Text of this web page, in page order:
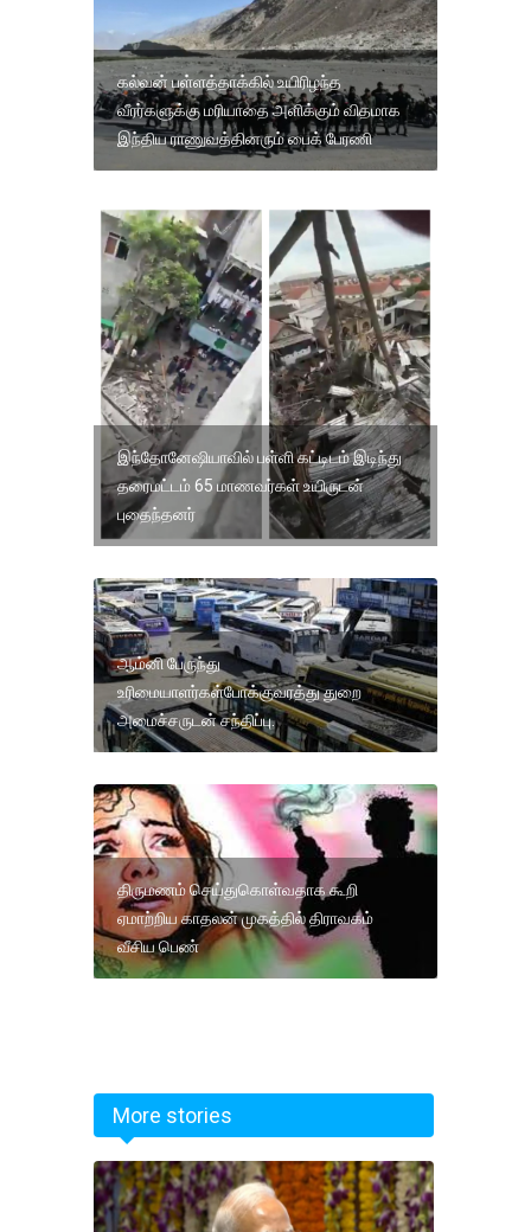
கல்வன் பள்ளத்தாக்கில் உயிரிழந்த
வீரர்களுக்கு மரியாதை அளிக்கும் விதமாக
இந்திய ராணுவத்தினரும் பைக் பேரணி
இந்தோனேஷியாவில் பள்ளி கட்டிடம் இடிந்து
தரைமட்டம் 65 மாணவர்கள் உயிருடன்
புதைந்தனர்
ஆம்னி பேருந்து
உரிமையாளர்கள்போக்குவரத்து துறை
அமைச்சருடன் சந்திப்பு.
திருமணம் செய்துகொள்வதாக கூறி
ஏமாற்றிய காதலன் முகத்தில் திராவகம்
வீசிய பெண்
More stories